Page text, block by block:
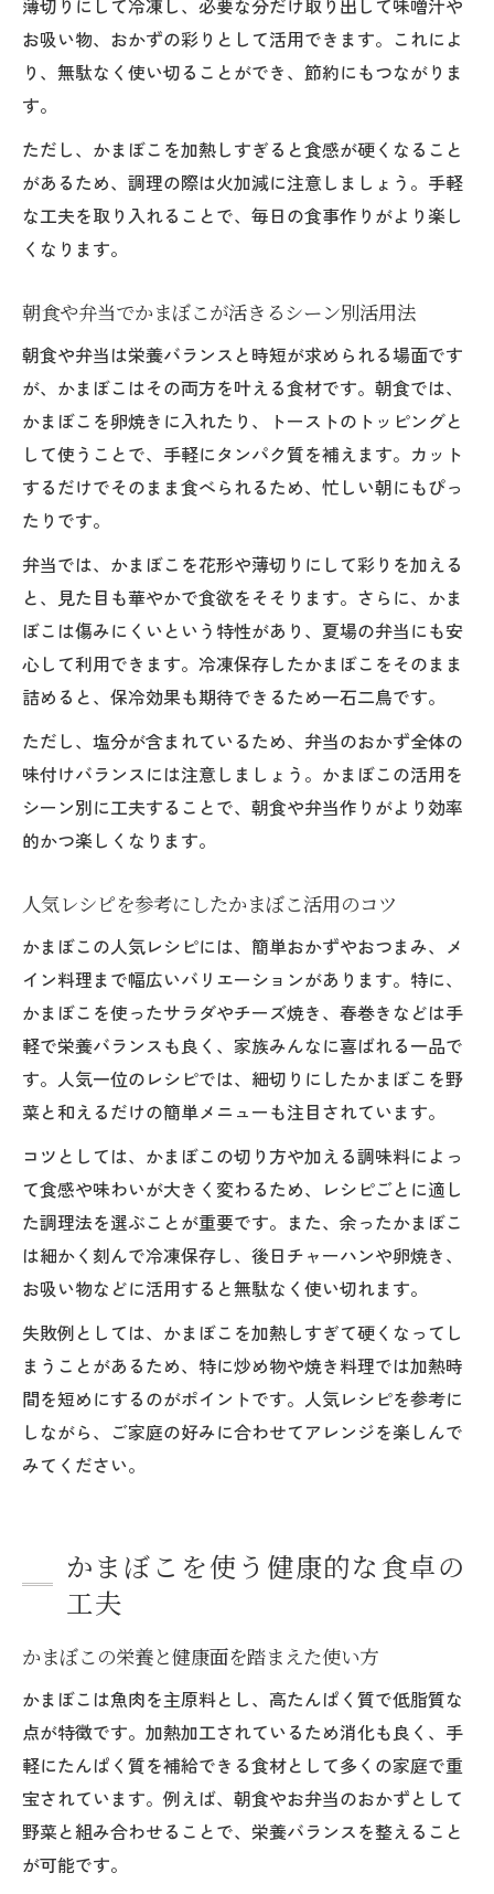
薄切りにして冷凍し、必要な分だけ取り出して味噌汁や
お吸い物、おかずの彩りとして活用できます。これによ
り、無駄なく使い切ることができ、節約にもつながりま
す。
ただし、かまぼこを加熱しすぎると食感が硬くなること
があるため、調理の際は火加減に注意しましょう。手軽
な工夫を取り入れることで、毎日の食事作りがより楽し
くなります。
朝食や弁当でかまぼこが活きるシーン別活用法
朝食や弁当は栄養バランスと時短が求められる場面です
が、かまぼこはその両方を叶える食材です。朝食では、
かまぼこを卵焼きに入れたり、トーストのトッピングと
して使うことで、手軽にタンパク質を補えます。カット
するだけでそのまま食べられるため、忙しい朝にもぴっ
たりです。
弁当では、かまぼこを花形や薄切りにして彩りを加える
と、見た目も華やかで食欲をそそります。さらに、かま
ぼこは傷みにくいという特性があり、夏場の弁当にも安
心して利用できます。冷凍保存したかまぼこをそのまま
詰めると、保冷効果も期待できるため一石二鳥です。
ただし、塩分が含まれているため、弁当のおかず全体の
味付けバランスには注意しましょう。かまぼこの活用を
シーン別に工夫することで、朝食や弁当作りがより効率
的かつ楽しくなります。
人気レシピを参考にしたかまぼこ活用のコツ
かまぼこの人気レシピには、簡単おかずやおつまみ、メ
イン料理まで幅広いバリエーションがあります。特に、
かまぼこを使ったサラダやチーズ焼き、春巻きなどは手
軽で栄養バランスも良く、家族みんなに喜ばれる一品で
す。人気一位のレシピでは、細切りにしたかまぼこを野
菜と和えるだけの簡単メニューも注目されています。
コツとしては、かまぼこの切り方や加える調味料によっ
て食感や味わいが大きく変わるため、レシピごとに適し
た調理法を選ぶことが重要です。また、余ったかまぼこ
は細かく刻んで冷凍保存し、後日チャーハンや卵焼き、
お吸い物などに活用すると無駄なく使い切れます。
失敗例としては、かまぼこを加熱しすぎて硬くなってし
まうことがあるため、特に炒め物や焼き料理では加熱時
間を短めにするのがポイントです。人気レシピを参考に
しながら、ご家庭の好みに合わせてアレンジを楽しんで
みてください。
かまぼこを使う健康的な食卓の
工夫
かまぼこの栄養と健康面を踏まえた使い方
かまぼこは魚肉を主原料とし、高たんぱく質で低脂質な
点が特徴です。加熱加工されているため消化も良く、手
軽にたんぱく質を補給できる食材として多くの家庭で重
宝されています。例えば、朝食やお弁当のおかずとして
野菜と組み合わせることで、栄養バランスを整えること
が可能です。